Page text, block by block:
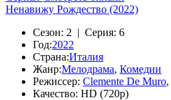
Ненавижу Рождество (2022)
Сезон: 2 | Серия: 6
Год:2022
Страна:Италия
Жанр:Мелодрама, Комедии
Режиссер: Clemente De Muro,
Качество: HD (720p)